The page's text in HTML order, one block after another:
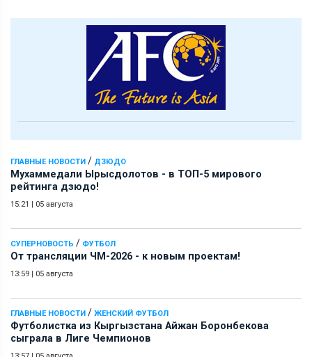
ГЛАВНЫЕ НОВОСТИ / ДЗЮДО
Мухаммедали Ырысдолотов - в ТОП-5 мирового
рейтинга дзюдо!
15:21 | 05 августа
СУПЕРНОВОСТЬ / ФУТБОЛ
От трансляции ЧМ-2026 - к новым проектам!
13:59 | 05 августа
ГЛАВНЫЕ НОВОСТИ / ЖЕНСКИЙ ФУТБОЛ
Футболистка из Кыргызстана Айжан Боронбекова
сыграла в Лиге Чемпионов